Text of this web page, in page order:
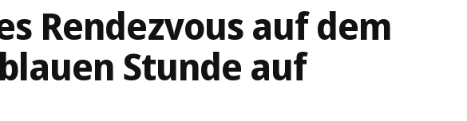
Rendezvous auf dem
Stunde auf